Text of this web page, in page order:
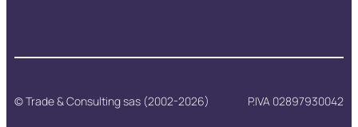
© Trade & Consulting sas (2002-2026) P.IVA 02897930042